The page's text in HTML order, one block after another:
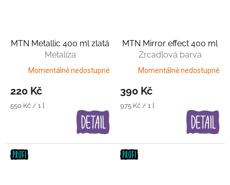
MTN Metallic 400 ml zlatá
Metalíza
Momentálně nedostupné
220 Kč
Měrná
550 Kč / 1 l
MTN Mirror effect 400 ml
Zrcadlová barva
Momentálně nedostupné
390 Kč
Měrná
975 Kč / 1 l